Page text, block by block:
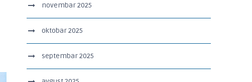
novembar 2025
oktobar 2025
septembar 2025